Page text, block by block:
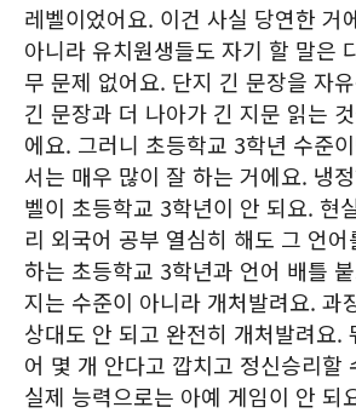
레벨이었어요. 이건 사실 당연한 거
아니라 유치원생들도 자기 할 말은
무 문제 없어요. 단지 긴 문장을 자
긴 문장과 더 나아가 긴 지문 읽는
에요. 그러니 초등학교 3학년 수준
서는 매우 많이 잘 하는 거에요. 냉
벨이 초등학교 3학년이 안 되요. 현
리 외국어 공부 열심히 해도 그 언
하는 초등학교 3학년과 언어 배틀
지는 수준이 아니라 개처발려요. 과
상대도 안 되고 완전히 개처발려요.
어 몇 개 안다고 깝치고 정신승리할
실제 능력으로는 아예 게임이 안 되